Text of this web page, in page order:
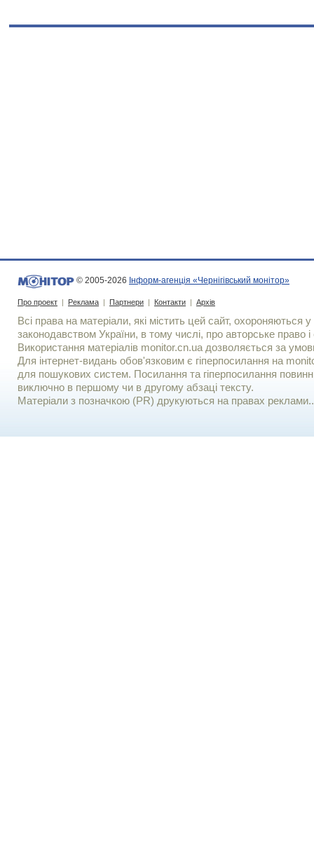
© 2005-2026 Інформ-агенція «Чернігівський монітор»
Про проект | Реклама | Партнери | Контакти | Архів
Всі права на матеріали, які містить цей сайт, охороняються у
законодавством України, в тому числі, про авторське право і
Використання матерiалiв monitor.cn.ua дозволяється за
Для iнтернет-видань обов'язковим є гiперпосилання на
для пошукових систем. Посилання та гіперпосилання
виключно в першому чи в другому абзаці тексту.
Матеріали з позначкою (PR) друкуються на правах реклами..